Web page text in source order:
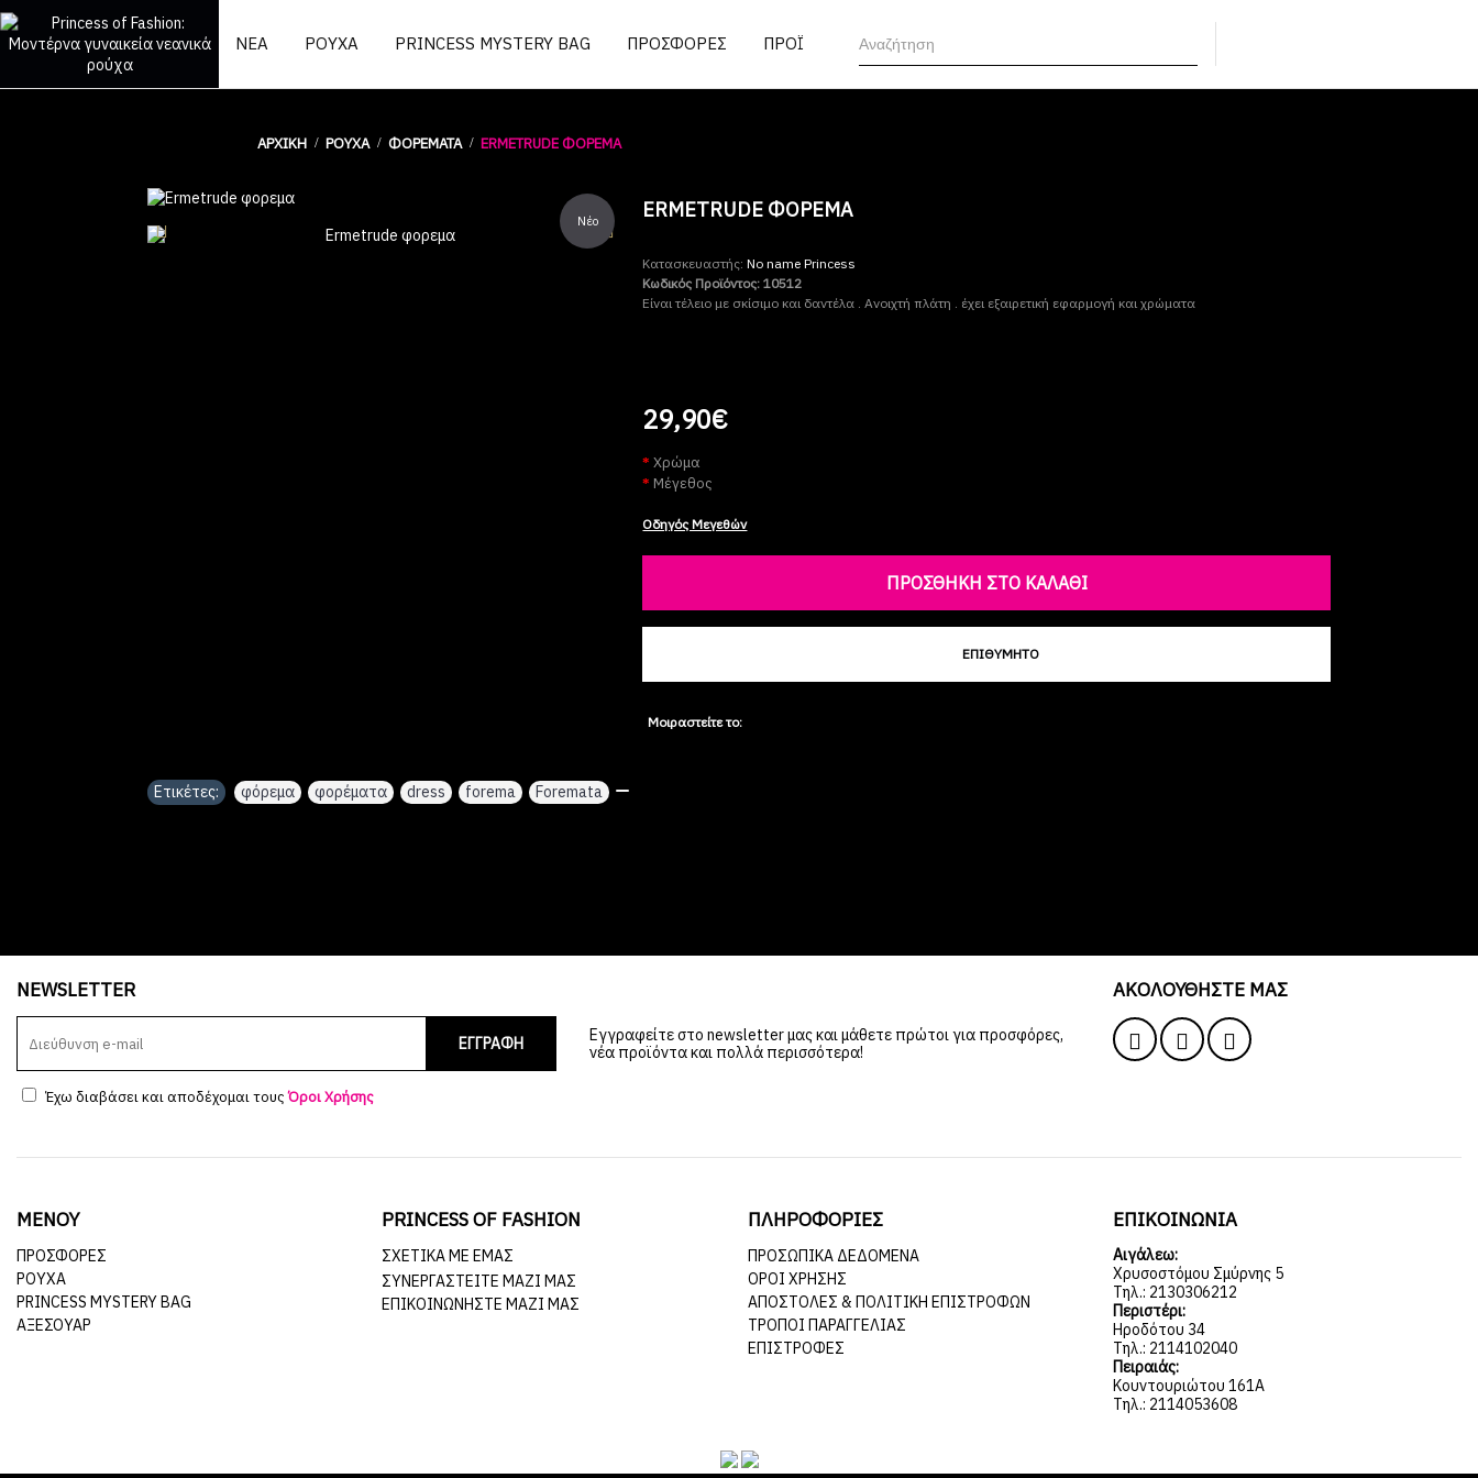
ΝΕΑ ΡΟΥΧΑ PRINCESS MYSTERY BAG ΠΡΟΣΦΟΡΕΣ ΠΡΟΪΟΝΤΑ
ΑΡΧΙΚΉ ΡΟΥΧΑ ΦΟΡΈΜΑΤΑ ERMETRUDE ΦΟΡΕΜΑ
Νέο ERMETRUDE ΦΟΡΕΜΑ
Κατασκευαστής:No name Princess
Κωδικός Προϊόντος:10512
Είναι τέλειο με σκίσιμο και δαντέλα . Ανοιχτή πλάτη . έχει εξαιρετική εφαρμογή και χρώματα
29,90€
Χρώμα
Μέγεθος
Οδηγός Μεγεθών
ΠΡΟΣΘΉΚΗ ΣΤΟ ΚΑΛΆΘΙ
ΕΠΙΘΥΜΗΤΌ
Μοιραστείτε το:
Ετικέτες: φόρεμα , φορέματα , dress , forema , Foremata ,
NEWSLETTER
ΕΓΓΡΑΦΗ
Εγγραφείτε στο newsletter μας και μάθετε πρώτοι για προσφόρες,
νέα προϊόντα και πολλά περισσότερα!
Έχω διαβάσει και αποδέχομαι τουςΌροι Χρήσης
ΑΚΟΛΟΥΘΉΣΤΕ ΜΑΣ
ΜΕΝΟΥ
ΠΡΟΣΦΟΡΕΣ
ΡΟΥΧΑ
PRINCESS MYSTERY BAG
ΑΞΕΣΟΥΑΡ
PRINCESS OF FASHION
ΣΧΕΤΙΚΆ ΜΕ ΕΜΆΣ
ΣΥΝΕΡΓΑΣΤΕΊΤΕ ΜΑΖΊ ΜΑΣ
ΕΠΙΚΟΙΝΩΝΉΣΤΕ ΜΑΖΊ ΜΑΣ
ΠΛΗΡΟΦΟΡΙΕΣ
ΠΡΟΣΩΠΙΚΆ ΔΕΔΟΜΈΝΑ
ΌΡΟΙ ΧΡΉΣΗΣ
ΑΠΟΣΤΟΛΈΣ & ΠΟΛΙΤΙΚΉ ΕΠΙΣΤΡΟΦΏΝ
ΤΡΌΠΟΙ ΠΑΡΑΓΓΕΛΊΑΣ
ΕΠΙΣΤΡΟΦΈΣ
ΕΠΙΚΟΙΝΩΝΙΑ
Αιγάλεω:
Χρυσοστόμου Σμύρνης 5
Τηλ.: 2130306212
Περιστέρι:
Ηροδότου 34
Τηλ.: 2114102040
Πειραιάς:
Κουντουριώτου 161Α
Τηλ.: 2114053608